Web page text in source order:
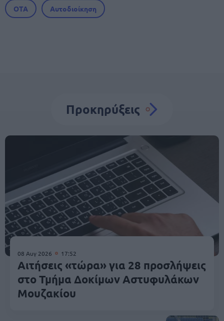
ΟΤΑ Αυτοδιοίκηση
Προκηρύξεις
08 Αυγ 2026 17:52
Αιτήσεις «τώρα» για 28 προσλήψεις
στο Τμήμα Δοκίμων Αστυφυλάκων
Mουζακίου